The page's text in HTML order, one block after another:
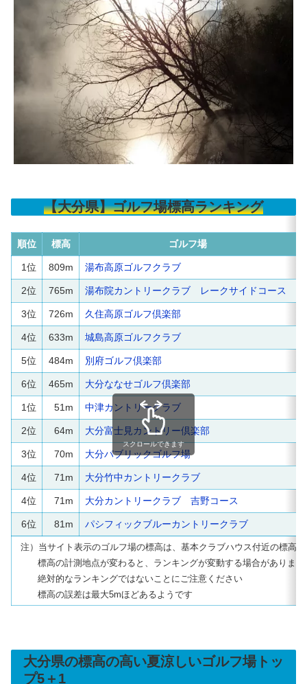
【大分県】ゴルフ場標高ランキング
順位 標高 ゴルフ場
1位 809m 湯布高原ゴルフクラブ
2位 765m 湯布院カントリークラブ レークサイドコース
3位 726m 久住高原ゴルフ倶楽部
4位 633m 城島高原ゴルフクラブ
5位 484m 別府ゴルフ倶楽部
6位 465m 大分ななせゴルフ倶楽部
1位 51m 中津カントリークラブ
2位 64m 大分富士見カントリー倶楽部
3位 70m 大分パブリックゴルフ場
4位 71m 大分竹中カントリークラブ
4位 71m 大分カントリークラブ 吉野コース
6位 81m パシフィックブルーカントリークラブ
注）当サイト表示のゴルフ場の標高は、基本クラブハウス付近の標高
標高の計測地点が変わると、ランキングが変動する場合がありま
絶対的なランキングではないことにご注意ください
標高の誤差は最大5mほどあるようです
スクロールできます
大分県の標高の高い夏涼しいゴルフ場トッ
プ5＋1